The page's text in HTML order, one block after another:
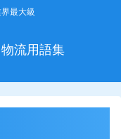
最大級
流用語集